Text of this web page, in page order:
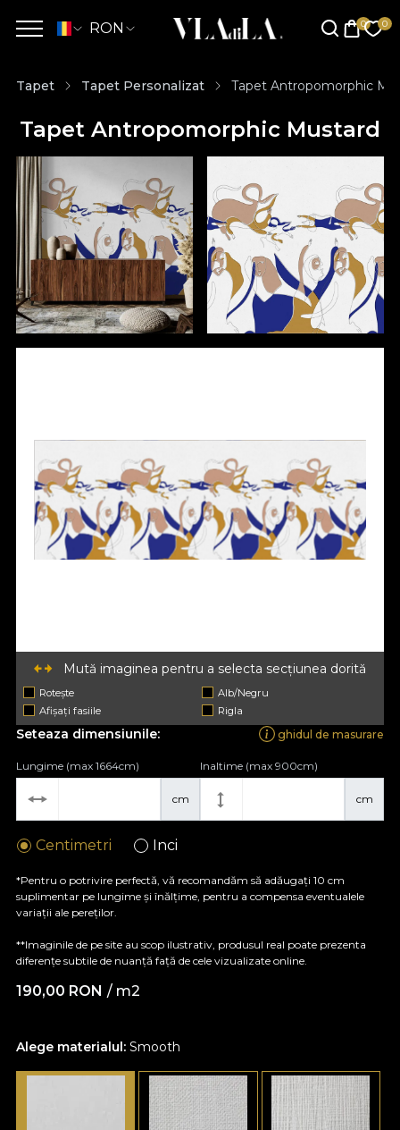
RON
Tapet Tapet Personalizat Tapet Antropomorphic
Tapet Antropomorphic Mustard
Mută imaginea pentru a selecta secțiunea dorită
Rotește
Alb/Negru
Afișați fasiile
Rigla
Alege materialul: Smooth
Seteaza dimensiunile: ghidul de masurare
cm
Lungime (max 1664cm)
cm
Inaltime (max 900cm)
Centimetri Inci
*Pentru o potrivire perfectă, vă recomandăm să adăugați 10 cm
suplimentar pe lungime și înălțime, pentru a compensa eventualele
variații ale pereților.
**Imaginile de pe site au scop ilustrativ, produsul real poate prezenta
diferențe subtile de nuanță față de cele vizualizate online.
190,00 RON / m2